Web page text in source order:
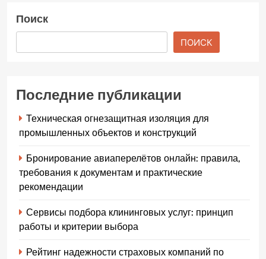
Поиск
ПОИСК
Последние публикации
Техническая огнезащитная изоляция для
промышленных объектов и конструкций
Бронирование авиаперелётов онлайн: правила,
требования к документам и практические
рекомендации
Сервисы подбора клининговых услуг: принцип
работы и критерии выбора
Рейтинг надежности страховых компаний по